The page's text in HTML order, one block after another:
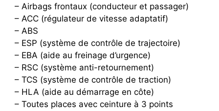
– Airbags frontaux (conducteur et passager)
– ACC (régulateur de vitesse adaptatif)
– ABS
– ESP (système de contrôle de trajectoire)
– EBA (aide au freinage d’urgence)
– RSC (système anti-retournement)
– TCS (système de contrôle de traction)
– HLA (aide au démarrage en côte)
– Toutes places avec ceinture à 3 points